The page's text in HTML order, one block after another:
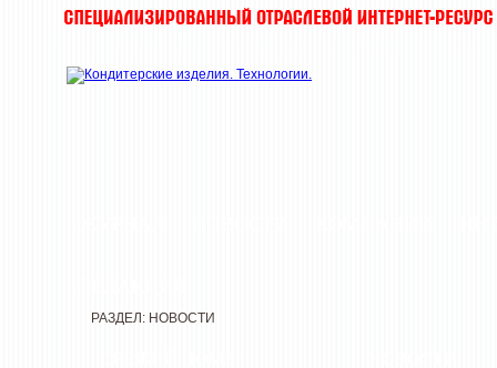
РАЗДЕЛ: НОВОСТИ